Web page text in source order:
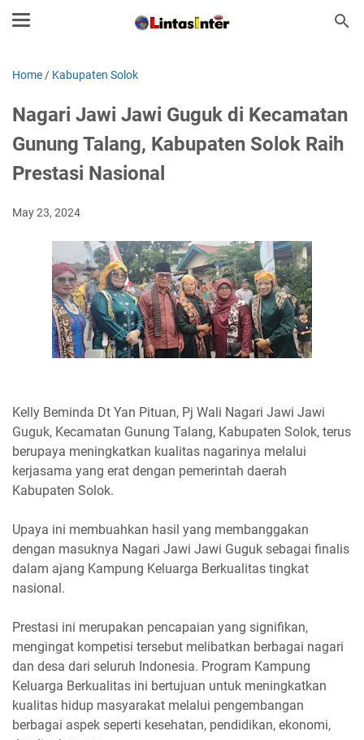
Home / Kabupaten Solok
Nagari Jawi Jawi Guguk di Kecamatan
Gunung Talang, Kabupaten Solok Raih
Prestasi Nasional
May 23, 2024
Kelly Beminda Dt Yan Pituan, Pj Wali Nagari Jawi Jawi
Guguk, Kecamatan Gunung Talang, Kabupaten Solok, terus
berupaya meningkatkan kualitas nagarinya melalui
kerjasama yang erat dengan pemerintah daerah
Kabupaten Solok.
Upaya ini membuahkan hasil yang membanggakan
dengan masuknya Nagari Jawi Jawi Guguk sebagai finalis
dalam ajang Kampung Keluarga Berkualitas tingkat
nasional.
Prestasi ini merupakan pencapaian yang signifikan,
mengingat kompetisi tersebut melibatkan berbagai nagari
dan desa dari seluruh Indonesia. Program Kampung
Keluarga Berkualitas ini bertujuan untuk meningkatkan
kualitas hidup masyarakat melalui pengembangan
berbagai aspek seperti kesehatan, pendidikan, ekonomi,